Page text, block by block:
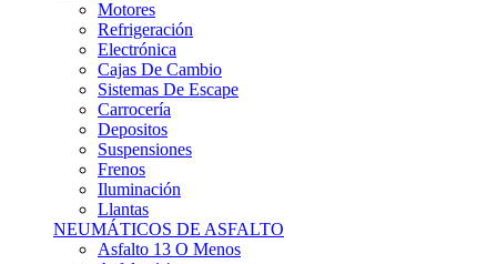
Motores
Refrigeración
Electrónica
Cajas De Cambio
Sistemas De Escape
Carrocería
Depositos
Suspensiones
Frenos
Iluminación
Llantas
NEUMÁTICOS DE ASFALTO
Asfalto 13 O Menos